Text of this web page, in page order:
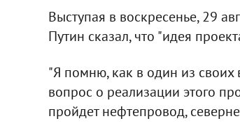
Выступая в воскресенье, 29
Путин сказал, что "идея
"Я помню, как в один из своих
вопрос о реализации этого
пройдет нефтепровод,